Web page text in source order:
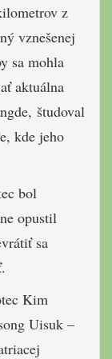
z
vznešenej
sa mohla
aktuálna
študoval
kde jeho
bol
opustil
sa
Kim
Uisuk –